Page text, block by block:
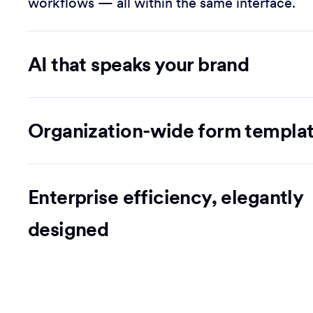
AI that speaks your brand
Organization-wide form
Enterprise efficiency, elegantly
designed